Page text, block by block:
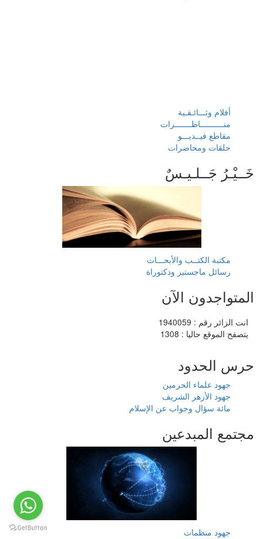
أفلام وثـــائـقـية
منــــــــــاظـــــــرات
مقاطع فيــديـــو
حلقات ومحاضرات
خَــيْـرُ جَــلـيـسٌ
مكتبة الكتــب والأبحـــاث
رسائل ماجستير ودكتوراة
المتواجدون الآن
انت الزائر رقم : 1940059
يتصفح الموقع حاليا : 1308
حرس الحدود
جهود علماء الحرمين
جهود الأزهر الشريف
مائة سؤال وجواب عن الإسلام
مجتمع المبدعين
جهود منظمات